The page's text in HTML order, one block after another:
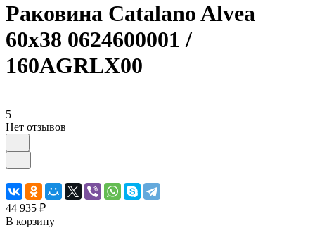
Раковина Catalano Alvea
60x38 0624600001 /
160AGRLX00
5
Нет отзывов
44 935 ₽
В корзину